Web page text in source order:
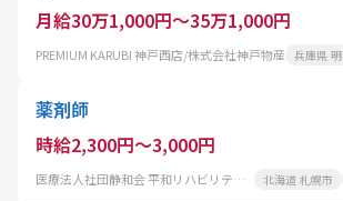
月給30万1,000円～35万1,000円
PREMIUM KARUBI 神戸西店/株式会社神戸物産 兵庫県
薬剤師
時給2,300円～3,000円
医療法人社団静和会 平和リハビリテーション病院 北海道 札幌市